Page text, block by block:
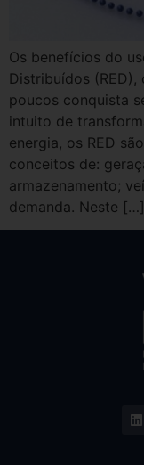
Os benefícios do
Distribuídos
poucos conquista
intuito de
energia, os RED
conceitos de:
armazenamento;
demanda. Neste […]